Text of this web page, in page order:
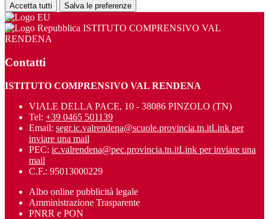
Accetta tutti Salva le preferenze
ISTITUTO COMPRENSIVO VAL
RENDENA
Contatti
ISTITUTO COMPRENSIVO VAL RENDENA
VIALE DELLA PACE, 10 - 38086 PINZOLO (TN)
Tel: +39 0465 501139
Email: segr.ic.valrendena@scuole.provincia.tn.itLink per
inviare una mail
PEC: ic.valrendena@pec.provincia.tn.itLink per inviare una
mail
C.F.: 95013000229
Albo online pubblicità legale
Amministrazione Trasparente
PNRR e PON